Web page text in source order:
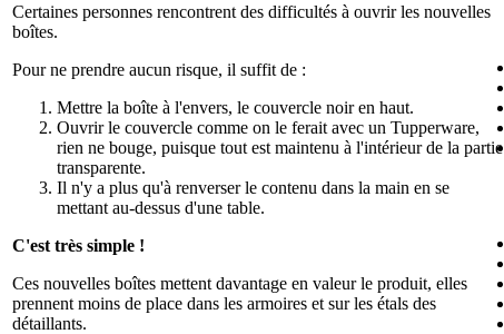
Certaines personnes rencontrent des difficultés à ouvrir les nouvelles
boîtes.
Pour ne prendre aucun risque, il suffit de :
Mettre la boîte à l'envers, le couvercle noir en haut.
Ouvrir le couvercle comme on le ferait avec un Tupperware,
rien ne bouge, puisque tout est maintenu à l'intérieur de la partie
transparente.
Il n'y a plus qu'à renverser le contenu dans la main en se
mettant au-dessus d'une table.
C'est très simple !
Ces nouvelles boîtes mettent davantage en valeur le produit, elles
prennent moins de place dans les armoires et sur les étals des
détaillants.